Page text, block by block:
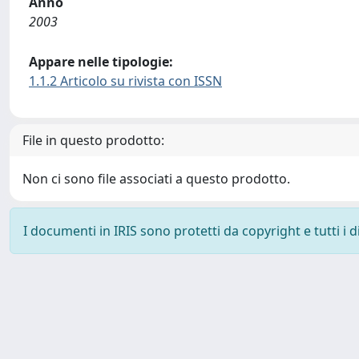
2003
Appare nelle tipologie:
1.1.2 Articolo su rivista con ISSN
File in questo prodotto:
Non ci sono file associati a questo prodotto.
I documenti in IRIS sono protetti da copyright e tutti i